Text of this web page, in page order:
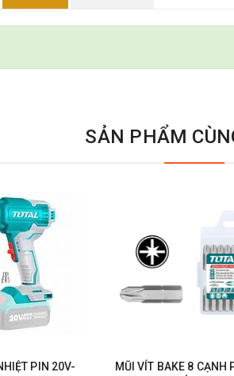
SẢN PHẨM
PIN 20V-
MŨI VÍT BAKE 8 CẠNH